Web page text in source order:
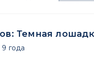
Темная
9 года